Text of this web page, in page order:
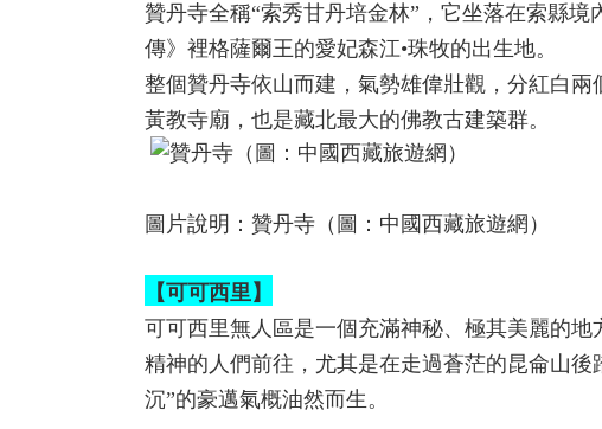
贊丹寺全稱“索秀甘丹培金林”，它坐落在索縣
傳》裡格薩爾王的愛妃森江•珠牧的出生地。
整個贊丹寺依山而建，氣勢雄偉壯觀，分紅白
黃教寺廟，也是藏北最大的佛教古建築群。
圖片說明：贊丹寺（圖：中國西藏旅遊網）
【可可西里】
可可西里無人區是一個充滿神秘、極其美麗的
精神的人們前往，尤其是在走過蒼茫的昆侖山
沉”的豪邁氣概油然而生。